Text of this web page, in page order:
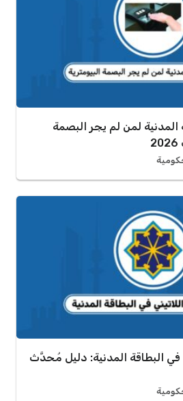
المدنية لمن لم يجر البصمة
في البطاقة المدنية: دليل مُحدَّث